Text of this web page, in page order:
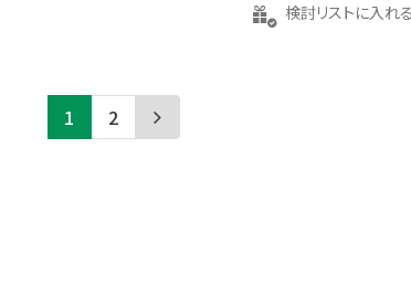
検討リストに入れ
1 2